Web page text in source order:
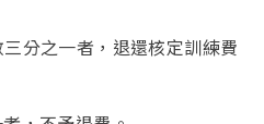
分之一者，退還核定訓練費